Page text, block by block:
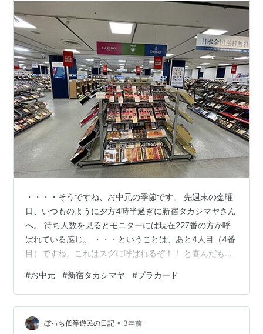
・・・・そうですね、お中元の季節です。 先週末の金曜
日、いつものように夕方4時半過ぎに新宿タカシマヤさん
へ。 待ち人数を見るとモニターには現在227番の方が呼
ばれている感じ。 ・・・ということは、あと4人目（4番
目）ですね。これはスグに呼ばれるぞ！！ と喜んだもの
してるのかなぁ？・・・と出口の方から商談コーナーを
覗いてみると、なんと係員が居ないではありません
か！！ そうなんですね、お中元特設会場は6月5日（月）
から始まっていたのですが、まだ時期としては早かった
#お中元 #新宿タカシマヤ #プラカード
ぼっち低等遊民の日記 • 3年前